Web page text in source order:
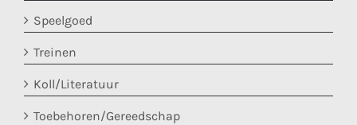
Speelgoed
Treinen
Koll/Literatuur
Toebehoren/Gereedschap